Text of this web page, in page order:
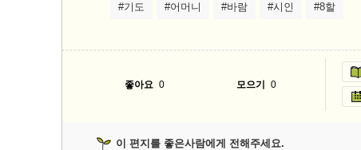
#기도 #어머니 #바람 #시인 #8할
좋아요 0 모으기 0
이 편지를 좋은사람에게 전해주세요.